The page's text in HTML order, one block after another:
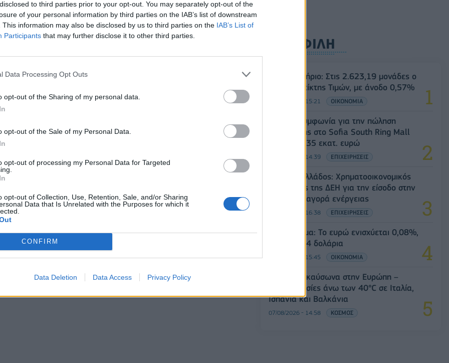
to third parties prior to your opt-out. You may separately opt-out of the
of your personal information by third parties on the IAB’s list of downstream
This information may also be disclosed by us to third parties on the IAB’s List of
Participants that may further disclose it to other third parties.
Data Processing Opt Outs
opt-out of the Sharing of my personal data.
opt-out of the Sale of my Personal Data.
opt-out of processing my Personal Data for Targeted
opt-out of Collection, Use, Retention, Sale, and/or Sharing
Data that Is Unrelated with the Purposes for which it
CONFIRM
Data Deletion Data Access Privacy Policy
ΔΗΜΟΦΙΛΗ
Χρηματιστήριο: Στις 2.623,19 μονάδες ο
Γενικός Δείκτης Τιμών, με άνοδο 0,57%
07/08/2026 - 15:21 ΟΙΚΟΝΟΜΙΑ
Fourlis: Συμφωνία για την πώληση
συμμετοχής στο Sofia South Ring Mall
έναντι 49,35 εκατ. ευρώ
07/08/2026 - 14:39 ΕΠΙΧΕΙΡΗΣΕΙΣ
Deloitte Ελλάδος: Χρηματοοικονομικός
σύμβουλος της ΔΕΗ για την είσοδο στην
πολωνική αγορά ενέργειας
07/08/2026 - 16:38 ΕΠΙΧΕΙΡΗΣΕΙΣ
Συνάλλαγμα: Το ευρώ ενισχύεται 0,08%,
στα 1,1534 δολάρια
07/08/2026 - 15:45 ΟΙΚΟΝΟΜΙΑ
Νέο κύμα καύσωνα στην Ευρώπη –
Θερμοκρασίες άνω των 40°C σε Ιταλία,
Ισπανία και Βαλκάνια
07/08/2026 - 14:58 ΚΟΣΜΟΣ